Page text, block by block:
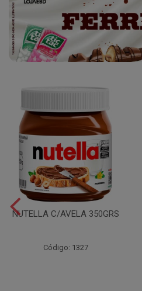
NUTELLA C/AVELA 350GRS
Código: 1327